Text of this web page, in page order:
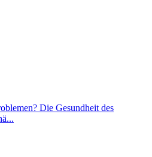
Die Gesundheit des